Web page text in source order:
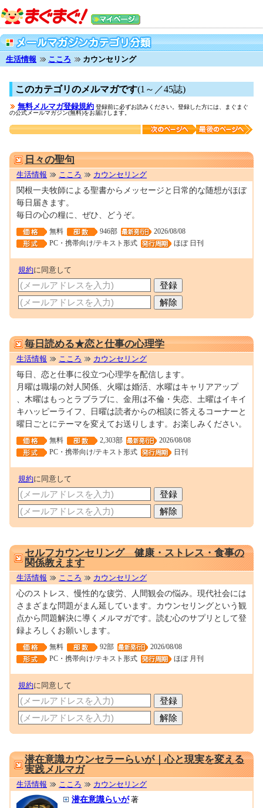
生活情報 こころ カウンセリング
このカテゴリのメルマガです(1～／45誌)
無料メルマガ登録規約 登録前に必ずお読みください。登録した方には、まぐまぐ
の公式メールマガジン(無料)をお届けします。
日々の聖句
生活情報 こころ カウンセリング
関根一夫牧師による聖書からメッセージと日常的な随想がほぼ
毎日届きます。
毎日の心の糧に、ぜひ、どうぞ。
無料 946部
2026/08/08
PC・携帯向け/テキスト形式
ほぼ 日刊
規約に同意して
毎日読める★恋と仕事の心理学
生活情報 こころ カウンセリング
毎日、恋と仕事に役立つ心理学を配信します。
月曜は職場の対人関係、火曜は婚活、水曜はキャリアアップ
、木曜はもっとラブラブに、金用は不倫・失恋、土曜はイキイ
キハッピーライフ、日曜は読者からの相談に答えるコーナーと
曜日ごとにテーマを変えてお送りします。お楽しみください。
無料 2,303部
2026/08/08
PC・携帯向け/テキスト形式
日刊
規約に同意して
セルフカウンセリング 健康・ストレス・食事の
関係教えます
生活情報 こころ カウンセリング
心のストレス、慢性的な疲労、人間観会の悩み。現代社会には
さまざまな問題がまん延しています。カウンセリングという観
点から問題解決に導くメルマガです。読む心のサプリとして登
録よろしくお願いします。
無料 92部
2026/08/08
PC・携帯向け/テキスト形式
ほぼ 月刊
規約に同意して
潜在意識カウンセラーらいが｜心と現実を変える
実践メルマガ
生活情報 こころ カウンセリング
潜在意識らいが著